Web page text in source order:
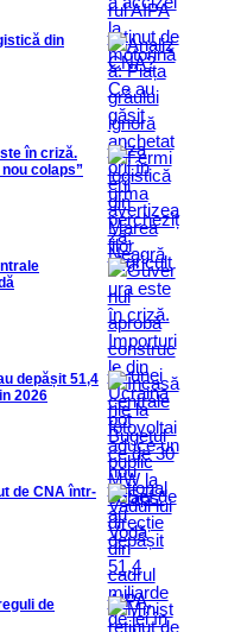
din
în criză.
colaps”
depășit 51,4
2026
de CNA într-
de